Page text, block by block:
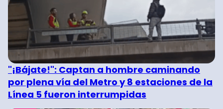
"¡Bájate!": Captan a hombre caminando
por plena vía del Metro y 8 estaciones de la
Línea 5 fueron interrumpidas